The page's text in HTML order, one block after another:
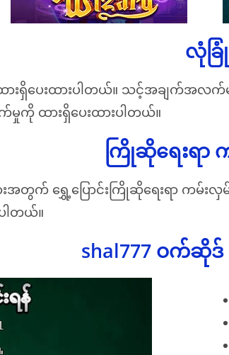
လုံခြုံ
ရှိပေးထားပါတယ်။ သင့်အချက်အလက်မ
မှုကို ထားရှိပေးထားပါတယ်။
ကြိုဆိုရေးရာ
တွက် ရွှေ့ပြောင်းကြိုဆိုရေးရာ ကမ်းလှ
ါတယ်။
shal777 ဝက်ဆိုဒ်